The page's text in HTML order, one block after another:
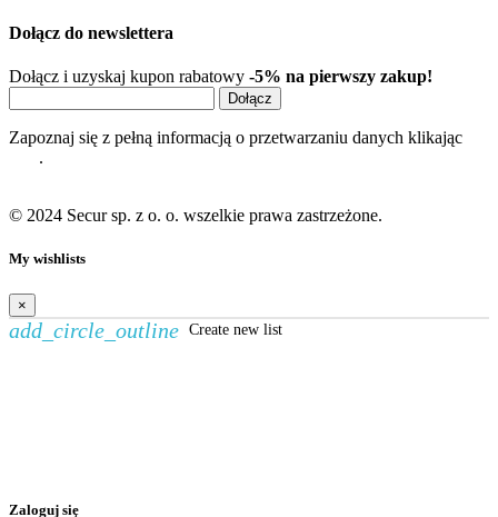
Dołącz do newslettera
Dołącz i uzyskaj kupon rabatowy -5% na pierwszy zakup!
Dołącz
Zapoznaj się z pełną informacją o przetwarzaniu danych klikając
.
© 2024 Secur sp. z o. o. wszelkie prawa zastrzeżone.
My wishlists
×
add_circle_outline Create new list
Zaloguj się